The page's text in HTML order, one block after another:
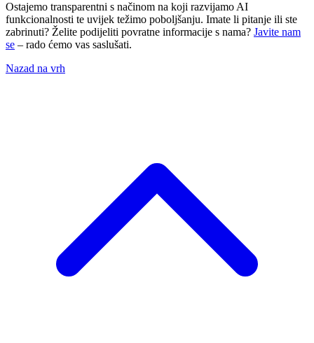
Ostajemo transparentni s načinom na koji razvijamo AI
funkcionalnosti te uvijek težimo poboljšanju. Imate li pitanje ili ste
zabrinuti? Želite podijeliti povratne informacije s nama? Javite nam
se – rado ćemo vas saslušati.
Nazad na vrh